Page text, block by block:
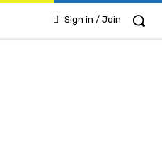
Sign in / Join